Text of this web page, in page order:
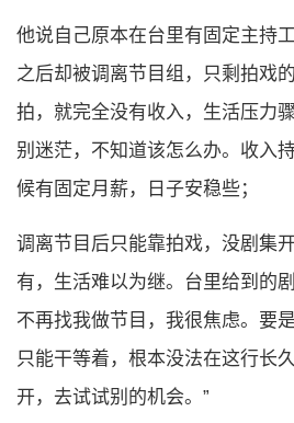
他说自己原本在台里有固定主持
之后却被调离节目组，只剩拍戏
拍，就完全没有收入，生活压力
别迷茫，不知道该怎么办。收入
候有固定月薪，日子安稳些；
调离节目后只能靠拍戏，没剧集
有，生活难以为继。台里给到的
不再找我做节目，我很焦虑。要
只能干等着，根本没法在这行长
开，去试试别的机会。”